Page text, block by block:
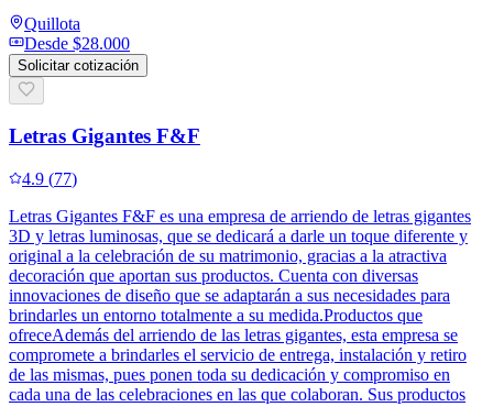
Quillota
Desde $28.000
Solicitar cotización
Letras Gigantes F&F
4.9 (77)
Letras Gigantes F&F es una empresa de arriendo de letras gigantes
3D y letras luminosas, que se dedicará a darle un toque diferente y
original a la celebración de su matrimonio, gracias a la atractiva
decoración que aportan sus productos. Cuenta con diversas
innovaciones de diseño que se adaptarán a sus necesidades para
brindarles un entorno totalmente a su medida.Productos que
ofreceAdemás del arriendo de las letras gigantes, esta empresa se
compromete a brindarles el servicio de entrega, instalación y retiro
de las mismas, pues ponen toda su dedicación y compromiso en
cada una de las celebraciones en las que colaboran. Sus productos